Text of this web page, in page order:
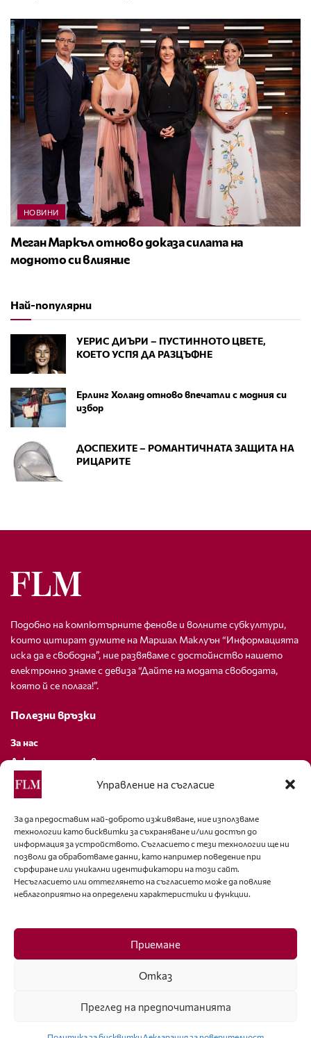
Управление на съгласие
За да предоставим най-доброто изживяване, ние използваме
технологии като бисквитки за съхраняване и/или достъп до
информация за устройството. Съгласието с тези технологии ще ни
позволи да обработваме данни, като например поведение при
сърфиране или уникални идентификатори на този сайт.
Несъгласието или оттеглянето на съгласието може да повлияе
неблагоприятно на определени характеристики и функции.
Приемане
Отказ
Преглед на предпочитанията
НОВИНИ
Меган Маркъл отново доказа силата на
модното си влияние
Най-популярни
УЕРИС ДИЪРИ – ПУСТИННОТО ЦВЕТЕ,
КОЕТО УСПЯ ДА РАЗЦЪФНЕ
Ерлинг Холанд отново впечатли с модния си
избор
ДОСПЕХИТЕ – РОМАНТИЧНАТА ЗАЩИТА НА
РИЦАРИТЕ
Подобно на компютърните фенове и волните субкултури,
които цитират думите на Маршал Маклуън “Информацията
иска да е свободна”, ние развяваме с достойнство нашето
електронно знаме с девиза “Дайте на модата свободата,
която й се полага!”.
Полезни връзки
За нас
Декларация за поверителност
Политика за бисквитки
За контакти
editor@fashion-lifestyle.net
+359 88 227 33 47
Последвайте ни
Facebook
ISSN 1314-8915 Copyright © 2007-2025 Ot igla do konetz Ltd. & Fashion.bg